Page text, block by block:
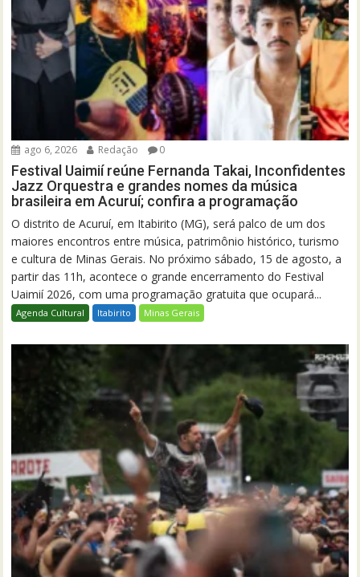
ago 6, 2026 Redação 0
Festival Uaimií reúne Fernanda Takai, Inconfidentes
Jazz Orquestra e grandes nomes da música
brasileira em Acuruí; confira a programação
O distrito de Acuruí, em Itabirito (MG), será palco de um dos
maiores encontros entre música, patrimônio histórico, turismo
e cultura de Minas Gerais. No próximo sábado, 15 de agosto, a
partir das 11h, acontece o grande encerramento do Festival
Uaimií 2026, com uma programação gratuita que ocupará...
Agenda Cultural Itabirito Minas Gerais